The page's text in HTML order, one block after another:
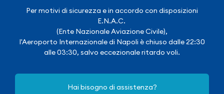
Per motivi di sicurezza e in accordo con disposizioni
E.N.A.C.
(Ente Nazionale Aviazione Civile),
l'Aeroporto Internazionale di Napoli è chiuso dalle 22:30
alle 03:30, salvo eccezionale ritardo voli.
Hai bisogno di assistenza?